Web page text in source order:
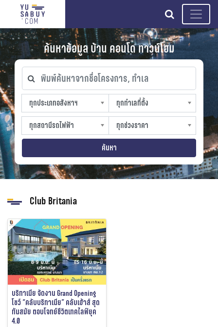
search
ค้นหาข้อมูล บ้าน คอนโด ทาวน์โฮม
พิมพ์ค้นหาจากชื่อโครงการ, ทำเล
ทุกประเภทอสังหาฯ
ทุกประเภทอสังหาฯ
sproperty
ทุกทำเลที่ตั้ง
ทุกทำเลที่ตั้ง
slocation
ทุกสถานีรถไฟฟ้า
ทุกสถานีรถไฟฟ้า
strain-station
ทุกช่วงราคา
ทุกช่วงราคา
sprice
ค้นหา
Club Britania
บริทาเนีย จัดงาน Grand Opening
โชว์ “คลับบริทาเนีย” คลับเฮ้าส์ สุด
ทันสมัย ตอบโจทย์ชีวิตเทคไลฟ์ยุค
4.0